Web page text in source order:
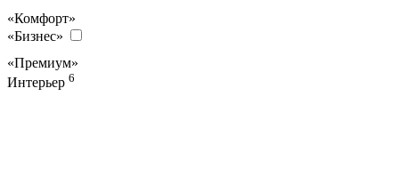
«Комфорт»
«Бизнес»
«Премиум»
Интерьер 6